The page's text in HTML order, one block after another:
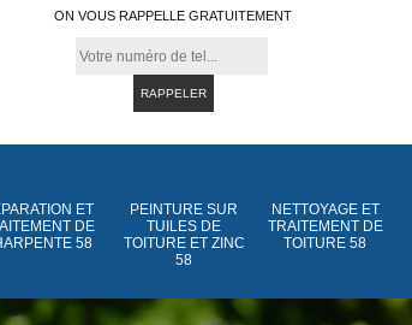
ON VOUS RAPPELLE GRATUITEMENT
ET
DE
58
PEINTURE SUR
TUILES DE
TOITURE ET ZINC
58
NETTOYAGE ET
TRAITEMENT DE
TOITURE 58